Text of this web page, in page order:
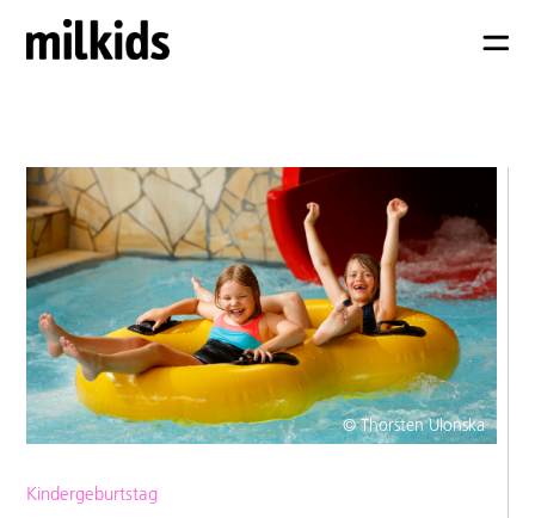
© Thorsten Ulonska
Kindergeburtstag